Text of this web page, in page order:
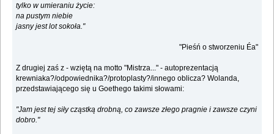
tylko w umieraniu życie:
na pustym niebie
jasny jest lot sokoła."
"Pieśń o stworzeniu Éa"
Z drugiej zaś z - wziętą na motto "Mistrza..." - autoprezentacją
krewniaka?/odpowiednika?/protoplasty?/innego oblicza? Wolanda,
przedstawiającego się u Goethego takimi słowami:
"Jam jest tej siły cząstką drobną, co zawsze złego pragnie i zawsze czyni
dobro."